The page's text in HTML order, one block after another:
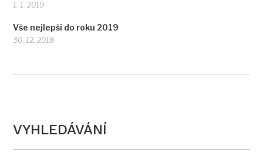
1. 1. 2019
Vše nejlepší do roku 2019
30. 12. 2018
VYHLEDÁVÁNÍ